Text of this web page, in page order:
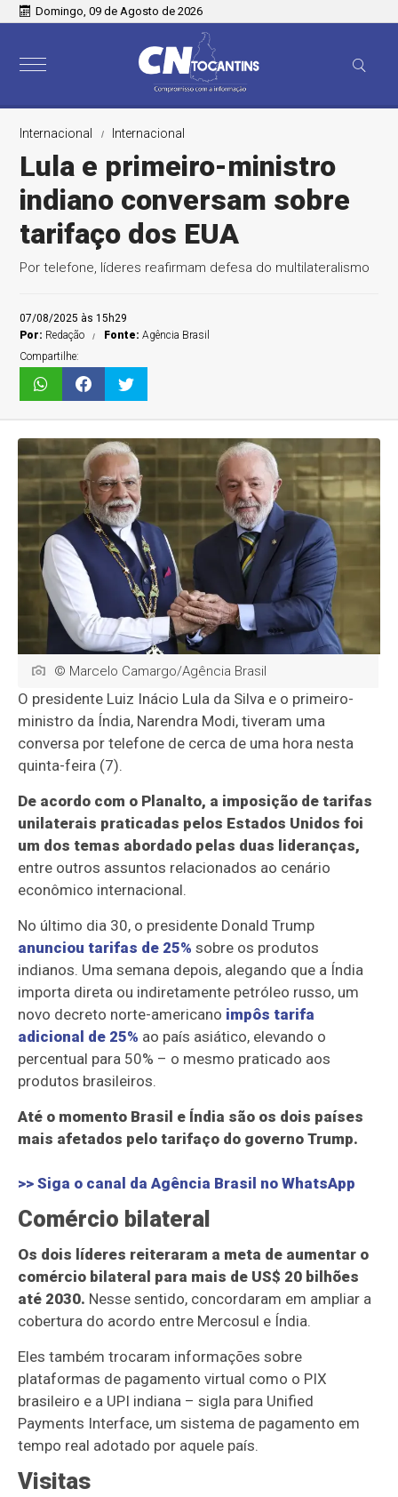
Domingo, 09 de Agosto de 2026
Internacional Internacional
Lula e primeiro-ministro
indiano conversam sobre
tarifaço dos EUA
Por telefone, líderes reafirmam defesa do multilateralismo
07/08/2025 às 15h29
Por: Redação Fonte:Agência Brasil
Compartilhe:
© Marcelo Camargo/Agência Brasil
O presidente Luiz Inácio Lula da Silva e o primeiro-
ministro da Índia, Narendra Modi, tiveram uma
conversa por telefone de cerca de uma hora nesta
quinta-feira (7).
De acordo com o Planalto, a imposição de tarifas
unilaterais praticadas pelos Estados Unidos foi
um dos temas abordado pelas duas lideranças,
entre outros assuntos relacionados ao cenário
econômico internacional.
No último dia 30, o presidente Donald Trump
anunciou tarifas de 25% sobre os produtos
indianos. Uma semana depois, alegando que a Índia
importa direta ou indiretamente petróleo russo, um
novo decreto norte-americano impôs tarifa
adicional de 25% ao país asiático, elevando o
percentual para 50% – o mesmo praticado aos
produtos brasileiros.
Até o momento Brasil e Índia são os dois países
mais afetados pelo tarifaço do governo Trump.
>> Siga o canal daAgência Brasil no WhatsApp
Comércio bilateral
Os dois líderes reiteraram a meta de aumentar o
comércio bilateral para mais de US$ 20 bilhões
até 2030. Nesse sentido, concordaram em ampliar a
cobertura do acordo entre Mercosul e Índia.
Eles também trocaram informações sobre
plataformas de pagamento virtual como o PIX
brasileiro e a UPI indiana – sigla para Unified
Payments Interface, um sistema de pagamento em
tempo real adotado por aquele país.
Visitas